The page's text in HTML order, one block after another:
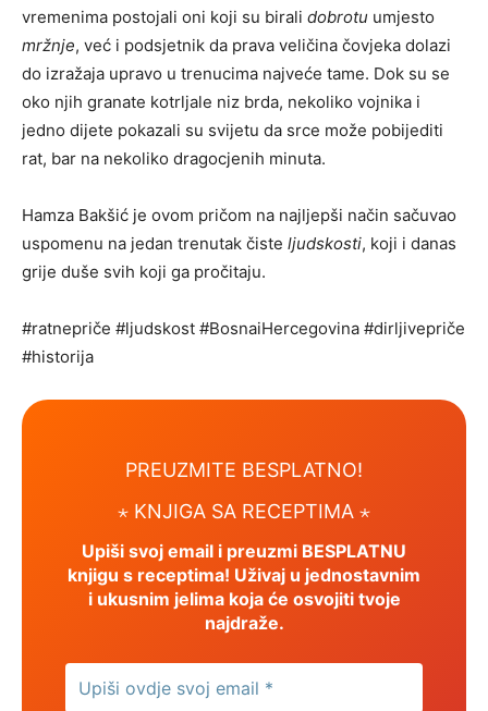
vremenima postojali oni koji su birali dobrotu umjesto
mržnje, već i podsjetnik da prava veličina čovjeka dolazi
do izražaja upravo u trenucima najveće tame. Dok su se
oko njih granate kotrljale niz brda, nekoliko vojnika i
jedno dijete pokazali su svijetu da srce može pobijediti
rat, bar na nekoliko dragocjenih minuta.
Hamza Bakšić je ovom pričom na najljepši način sačuvao
uspomenu na jedan trenutak čiste ljudskosti, koji i danas
grije duše svih koji ga pročitaju.
#ratnepriče #ljudskost #BosnaiHercegovina #dirljivepriče
#historija
PREUZMITE BESPLATNO!
⋆ KNJIGA SA RECEPTIMA ⋆
Upiši svoj email i preuzmi BESPLATNU
knjigu s receptima! Uživaj u jednostavnim
i ukusnim jelima koja će osvojiti tvoje
najdraže.